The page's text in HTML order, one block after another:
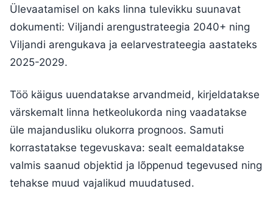
Ülevaatamisel on kaks linna tulevikku suunavat
dokumenti: Viljandi arengustrateegia 2040+ ning
Viljandi arengukava ja eelarvestrateegia aastateks
2025-2029.
Töö käigus uuendatakse arvandmeid, kirjeldatakse
värskemalt linna hetkeolukorda ning vaadatakse
üle majandusliku olukorra prognoos. Samuti
korrastatakse tegevuskava: sealt eemaldatakse
valmis saanud objektid ja lõppenud tegevused ning
tehakse muud vajalikud muudatused.